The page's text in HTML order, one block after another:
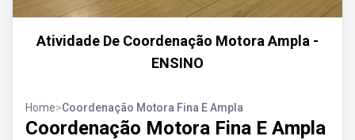
Atividade De Coordenação Motora Ampla -
ENSINO
Home>Coordenação Motora Fina E Ampla
Coordenação Motora Fina E Ampla